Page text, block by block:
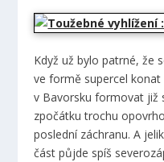
Když už bylo patrné, že
ve formě supercel konat
v Bavorsku formovat již
zpočátku trochu
poslední záchranu. A
část půjde spíš